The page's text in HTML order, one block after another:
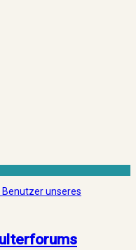
Benutzer unseres